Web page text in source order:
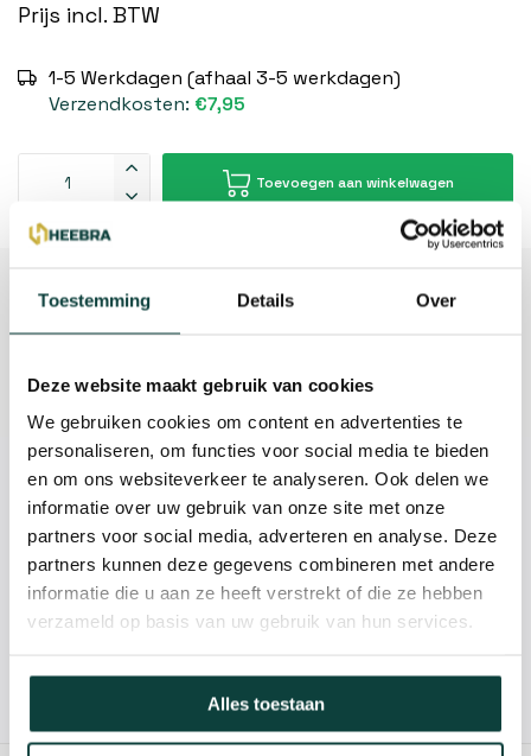
Toestemming Details Over
Deze website maakt gebruik van cookies
We gebruiken cookies om content en advertenties te
personaliseren, om functies voor social media te bieden
en om ons websiteverkeer te analyseren. Ook delen we
informatie over uw gebruik van onze site met onze
partners voor social media, adverteren en analyse. Deze
partners kunnen deze gegevens combineren met andere
informatie die u aan ze heeft verstrekt of die ze hebben
verzameld op basis van uw gebruik van hun services.
Alles toestaan
Prijs incl. BTW
1-5 Werkdagen (afhaal 3-5 werkdagen)
Verzendkosten: €7,95
Toevoegen aan winkelwagen
Reviews
Kunnen we je helpen?
085-2121757
info@heebra.com